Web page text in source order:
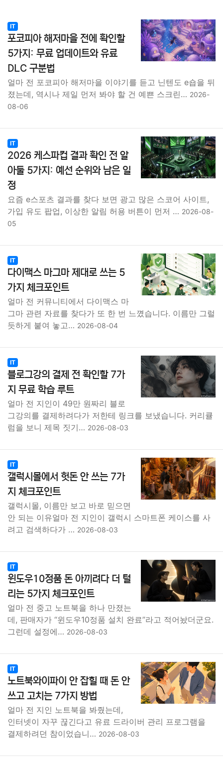
IT
포코피아 해저마을 전에 확인할
5가지: 무료 업데이트와 유료
DLC 구분법
얼마 전 포코피아 해저마을 이야기를 듣고 닌텐도 e숍을 뒤
졌는데, 역시나 제일 먼저 봐야 할 건 예쁜 스크린… 2026-
08-06
IT
2026 케스파컵 결과 확인 전 알
아둘 5가지: 예선 순위와 남은 일
정
요즘 e스포츠 결과를 찾다 보면 광고 많은 스코어 사이트,
가입 유도 팝업, 이상한 알림 허용 버튼이 먼저 … 2026-08-
05
IT
다이맥스 마그마 제대로 쓰는 5
가지 체크포인트
얼마 전 커뮤니티에서 다이맥스 마
그마 관련 자료를 찾다가 또 한 번 느꼈습니다. 이름만 그럴
듯하게 붙여 놓고… 2026-08-04
IT
블로그강의 결제 전 확인할 7가
지 무료 학습 루트
얼마 전 지인이 49만 원짜리 블로
그강의를 결제하려다가 저한테 링크를 보냈습니다. 커리큘
럼을 보니 제목 짓기… 2026-08-03
IT
갤럭시몰에서 헛돈 안 쓰는 7가
지 체크포인트
갤럭시몰, 이름만 보고 바로 믿으면
안 되는 이유얼마 전 지인이 갤럭시 스마트폰 케이스를 사
려고 검색하다가 … 2026-08-03
IT
윈도우10정품 돈 아끼려다 더 털
리는 5가지 체크포인트
얼마 전 중고 노트북을 하나 만졌는
데, 판매자가 “윈도우10정품 설치 완료”라고 적어놨더군요.
그런데 설정에… 2026-08-03
IT
노트북와이파이 안 잡힐 때 돈 안
쓰고 고치는 7가지 방법
얼마 전 지인 노트북을 봐줬는데,
인터넷이 자꾸 끊긴다고 유료 드라이버 관리 프로그램을
결제하려던 참이었습니… 2026-08-03